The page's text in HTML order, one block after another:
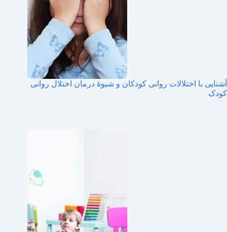
آشنایی با اختلالات روانی کودکان و شیوهٔ درمان اختلال روانی
کودک